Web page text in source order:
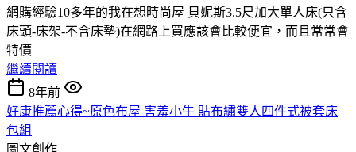
網購經驗10多年的我在想時尚屋 貝妮斯3.5尺加大單人床(只含
床頭-床架-不含床墊)在網路上買應該會比較便宜，而且常常會
特價
繼續閱讀
8年前
好康推薦心得~原色布屋 害羞小牛 貼布繡雙人四件式被套床
包組
圖文創作